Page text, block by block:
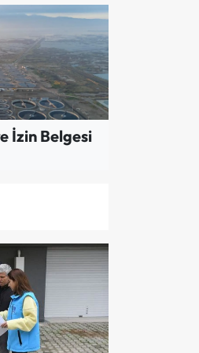
Konak'tan Ses
İzin Belgesi